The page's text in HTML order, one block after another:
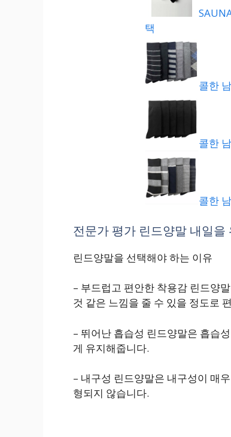
택
콜한
콜한
콜한
전문가 평가 린드양말 내일
린드양말을 선택해야 하는 이유
– 부드럽고 편안한 착용감 린드양
것 같은 느낌을 줄 수 있을 정도로
– 뛰어난 흡습성 린드양말은 흡습
게 유지해줍니다.
– 내구성 린드양말은 내구성이 매
형되지 않습니다.